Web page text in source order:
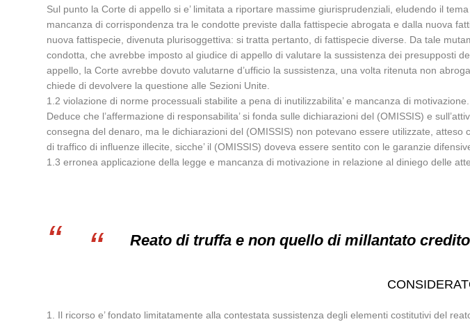
Sul punto la Corte di appello si e’ limitata a riportare massime giurisprudenziali, eludendo il
mancanza di corrispondenza tra le condotte previste dalla fattispecie abrogata e dalla nuova
nuova fattispecie, divenuta plurisoggettiva: si tratta pertanto, di fattispecie diverse. Da tale
condotta, che avrebbe imposto al giudice di appello di valutare la sussistenza dei presupposti
appello, la Corte avrebbe dovuto valutarne d’ufficio la sussistenza, una volta ritenuta non
chiede di devolvere la questione alle Sezioni Unite.
1.2 violazione di norme processuali stabilite a pena di inutilizzabilita’ e mancanza di motivazione.
Deduce che l’affermazione di responsabilita’ si fonda sulle dichiarazioni del (OMISSIS) e
consegna del denaro, ma le dichiarazioni del (OMISSIS) non potevano essere utilizzate,
di traffico di influenze illecite, sicche’ il (OMISSIS) doveva essere sentito con le garanzie
1.3 erronea applicazione della legge e mancanza di motivazione in relazione al diniego delle
Reato di truffa e non quello di millantato credito
1. Il ricorso e’ fondato limitatamente alla contestata sussistenza degli elementi costitutivi del